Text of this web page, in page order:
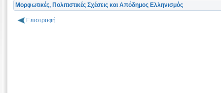
Μορφωτικές, Πολιτιστικές Σχέσεις και Απόδημος Ελληνισμός
Επιστροφή